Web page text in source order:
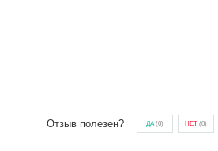
Отзыв полезен? ДА(0) НЕТ (0)